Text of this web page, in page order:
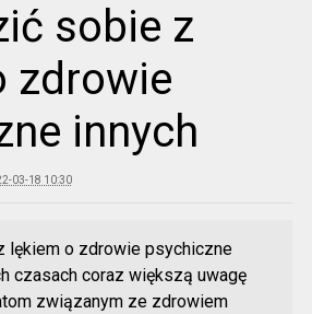
sobie z
zdrowie
innych
03-18 10:30
lękiem o zdrowie psychiczne
czasach coraz większą uwagę
związanym ze zdrowiem